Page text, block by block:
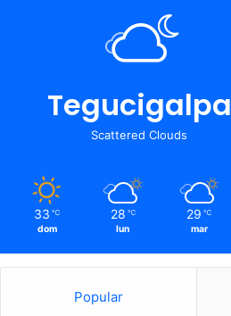
Tegucigalpa
Scattered Clouds
33 ℃
dom
28 ℃
lun
29 ℃
mar
Popular